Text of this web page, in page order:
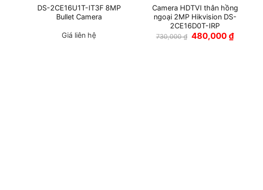
DS-2CE16U1T-IT3F 8MP
Bullet Camera
Giá liên hệ
Camera HDTVI thân hồng
ngoại 2MP Hikvision DS-
2CE16D0T-IRP
730,000₫ Giá
gốc
480,000 ₫Giá
hiện